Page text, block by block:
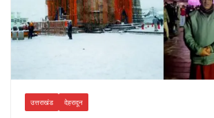
उत्तराखंड देहरादून